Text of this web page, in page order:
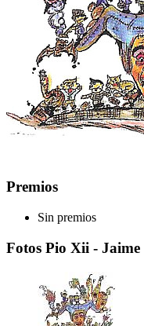
Premios
Sin premios
Fotos Pio Xii -